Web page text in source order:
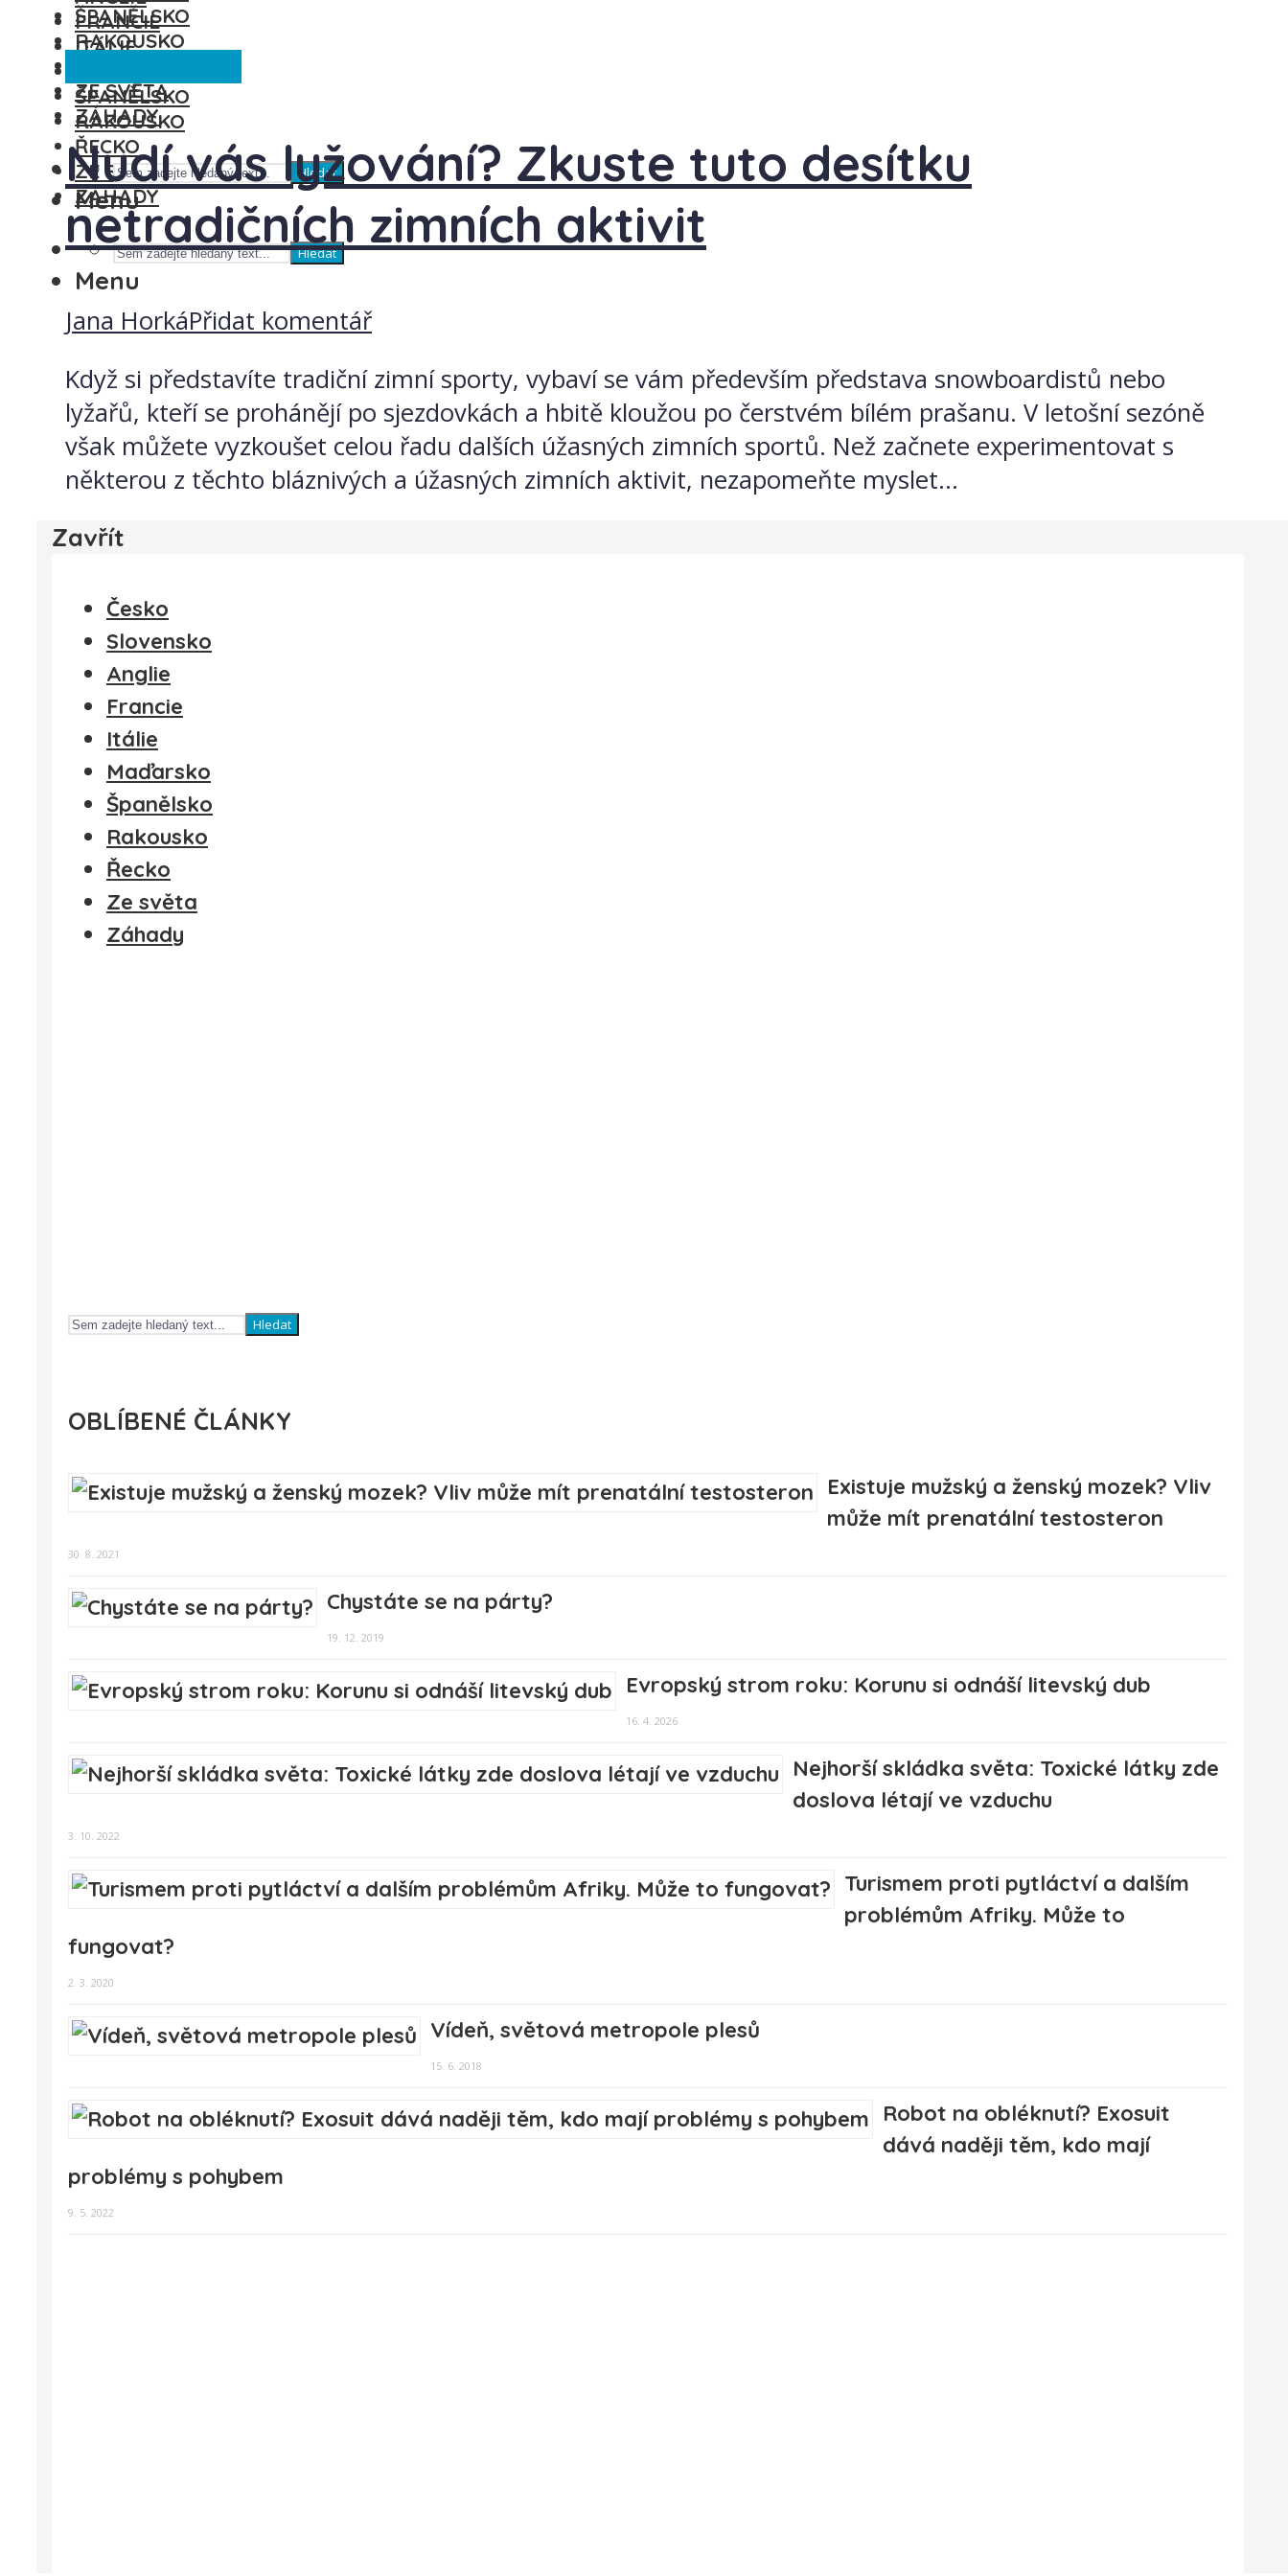
FRANCIE
ITÁLIE
ŠPANĚLSKO
RAKOUSKO
ŘECKO
ZE SVĚTA
ZÁHADY
Hledat
Menu
ŠPANĚLSKO
RAKOUSKO
ZE SVĚTA
ZÁHADY
Hledat
Menu
Nudí vás lyžování? Zkuste tuto desítku
netradičních zimních aktivit
Jana HorkáPřidat komentář
Když si představíte tradiční zimní sporty, vybaví se vám především představa snowboardistů nebo
lyžařů, kteří se prohánějí po sjezdovkách a hbitě kloužou po čerstvém bílém prašanu. V letošní sezóně
však můžete vyzkoušet celou řadu dalších úžasných zimních sportů. Než začnete experimentovat s
některou z těchto bláznivých a úžasných zimních aktivit, nezapomeňte myslet...
Zavřít
Česko
Slovensko
Anglie
Francie
Itálie
Maďarsko
Španělsko
Rakousko
Řecko
Ze světa
Záhady
Hledat
OBLÍBENÉ ČLÁNKY
Existuje mužský a ženský mozek? Vliv
může mít prenatální testosteron
30. 8. 2021
Chystáte se na párty?
19. 12. 2019
Evropský strom roku: Korunu si odnáší litevský dub
16. 4. 2026
Nejhorší skládka světa: Toxické látky zde
doslova létají ve vzduchu
3. 10. 2022
Turismem proti pytláctví a dalším
problémům Afriky. Může to
fungovat?
2. 3. 2020
Vídeň, světová metropole plesů
15. 6. 2018
Robot na obléknutí? Exosuit
dává naději těm, kdo mají
problémy s pohybem
9. 5. 2022